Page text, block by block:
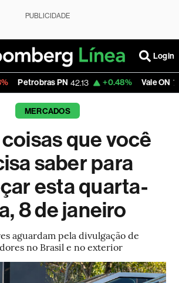
PUBLICIDADE
Login
PN 42.13 +0.48% Vale ON 75.39 -
MERCADOS
que você
saber para
esta quarta-
8 de janeiro
aguardam pela divulgação de
no Brasil e no exterior